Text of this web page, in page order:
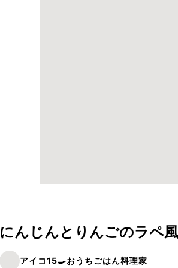
にんじんとりんごのラペ風
アイコ15🍳おうちごはん料理家